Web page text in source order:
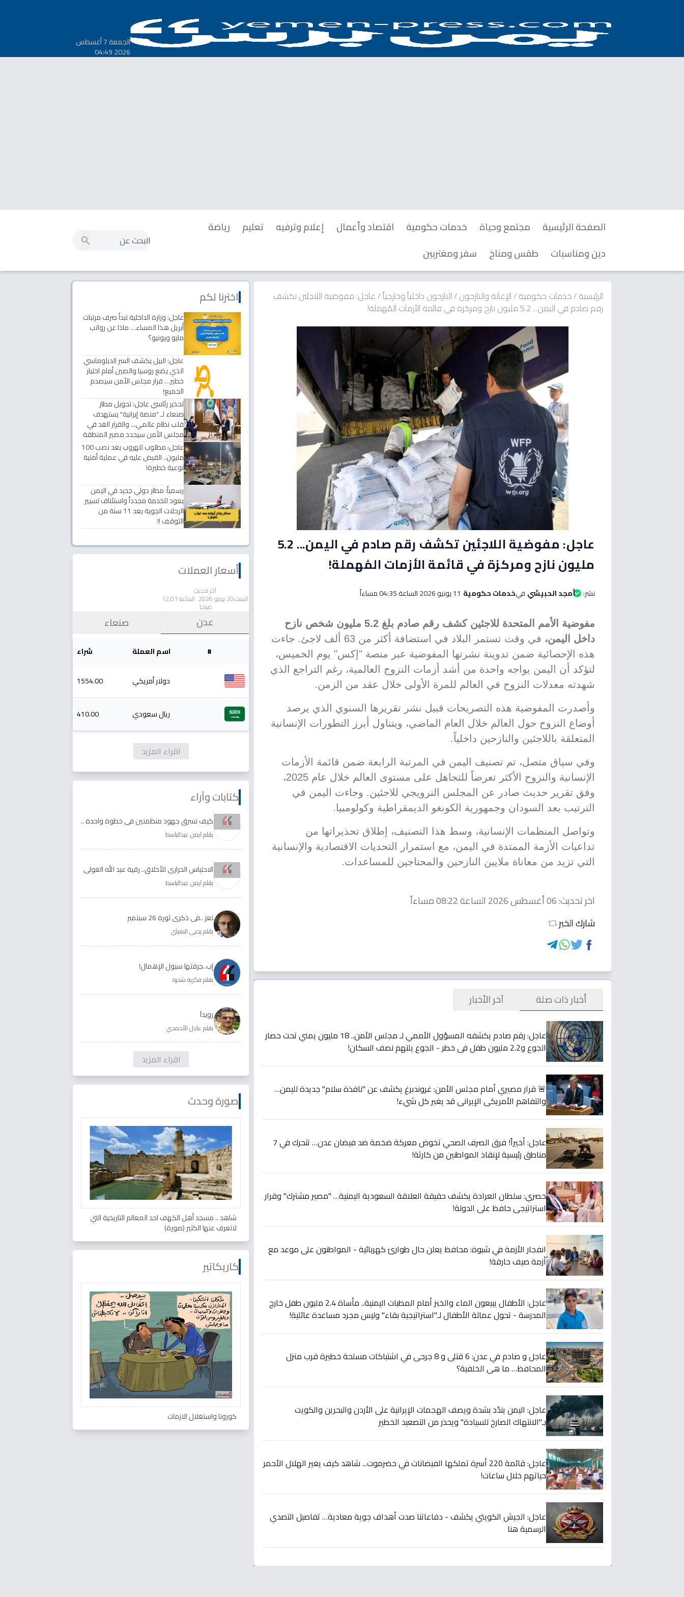
الجمعة 7 أغسطس
2026 04:49
الصفحة الرئيسية مجتمع وحياة خدمات حكومية اقتصاد وأعمال إعلام وترفيه تعليم
رياضة
دين ومناسبات
طقس ومناخ سفر ومغتربين
الرئيسية/خدمات حكومية/الإغاثة والنازحون/النازحون داخلياً وخارجياً/عاجل: مفوضية اللاجئين تكشف
رقم صادم في اليمن... 5.2 مليون نازح ومركزة في قائمة الأزمات المُهملة!
عاجل: مفوضية اللاجئين تكشف رقم صادم في اليمن... 5.2
مليون نازح ومركزة في قائمة الأزمات المُهملة!
نشر: أمجد الحبيشي فيخدمات حكومية 11 يونيو 2026 الساعة 04:35 مساءاً
مفوضية الأمم المتحدة للاجئين كشف رقم صادم بلغ 5.2 مليون شخص نازح
داخل اليمن،
في وقت تستمر البلاد في استضافة أكثر من 63 ألف لاجئ. جاءت
هذه الإحصائية ضمن تدوينة نشرتها المفوضية عبر منصة "إكس" يوم الخميس،
لتؤكد أن اليمن يواجه واحدة من أشد أزمات النزوح العالمية، رغم التراجع الذي
شهدته معدلات النزوح في العالم للمرة الأولى خلال عقد من الزمن.
وأصدرت المفوضية هذه التصريحات قبيل نشر تقريرها السنوي الذي يرصد
أوضاع النزوح حول العالم خلال العام الماضي، ويتناول أبرز التطورات الإنسانية
المتعلقة باللاجئين والنازحين داخلياً.
وفي سياق متصل، تم تصنيف اليمن في المرتبة الرابعة ضمن قائمة الأزمات
الإنسانية والنزوح الأكثر تعرضاً للتجاهل على مستوى العالم خلال عام 2025،
وفق تقرير حديث صادر عن المجلس النرويجي للاجئين. وجاءت اليمن في
الترتيب بعد السودان وجمهورية الكونغو الديمقراطية وكولومبيا.
وتواصل المنظمات الإنسانية، وسط هذا التصنيف، إطلاق تحذيراتها من
تداعيات الأزمة الممتدة في اليمن، مع استمرار التحديات الاقتصادية والإنسانية
التي تزيد من معاناة ملايين النازحين والمحتاجين للمساعدات.
اخر تحديث:06 أغسطس 2026 الساعة 08:22 مساءاً
شارك الخبر
أخبار ذات صلة آخر الأخبار
عاجل: رقم صادم يكشفه المسؤول الأممي لـ مجلس الأمن.. 18 مليون يمني تحت حصار
الجوع و2.2 مليون طفل في خطر - الجوع يلتهم نصف السكان!
🚨 قرار مصيري أمام مجلس الأمن: غروندبرغ يكشف عن "نافذة سلام" جديدة لليمن…
والتفاهم الأمريكي الإيراني قد يغير كل شيء!
عاجل: أخيراً! فرق الصرف الصحي تخوض معركة ضخمة ضد فيضان عدن… تتحرك في 7
مناطق رئيسية لإنقاذ المواطنين من كارثة!
حصري: سلطان العرادة يكشف حقيقة العلاقة السعودية اليمنية… "مصير مشترك" وقرار
استراتيجي حافظ على الدولة!
انفجار الأزمة في شبوة: محافظ يعلن حال طوارئ كهربائية - المواطنون على موعد مع
أزمة صيف حارقة!
عاجل: الأطفال يبيعون الماء والخبز أمام المطبات اليمنية.. مأساة 2.4 مليون طفل خارج
المدرسة - تحول عمالة الأطفال لـ"استراتيجية بقاء" وليس مجرد مساعدة عائلية!
عاجل و صادم في عدن: 6 قتلى و 8 جرحى في اشتباكات مسلحة خطيرة قرب منزل
المحافظ… ما هي الخلفية؟
عاجل: اليمن يندّد بشدة ويصف الهجمات الإيرانية على الأردن والبحرين والكويت
بـ"الانتهاك الصارخ للسيادة" ويحذر من التصعيد الخطير
عاجل: قائمة 220 أسرة تملكها الفيضانات في حضرموت... شاهد كيف يغير الهلال الأحمر
حياتهم خلال ساعات!
عاجل: الجيش الكويتي يكشف - دفاعاتنا صدت أهداف جوية معادية… تفاصيل التصدي
الرسمية هنا
اخترنا لكم
عاجل: وزارة الداخلية تبدأ صرف مرتبات
أبريل هذا المساء… ماذا عن رواتب
مايو ويونيو؟
عاجل: البيل يكشف السر الدبلوماسي
الذي يضع روسيا والصين أمام اختبار
خطير… قرار مجلس الأمن سيصدم
الجميع!
تحذير رئاسي عاجل: تحويل مطار
صنعاء لـ "منصة إيرانية" يستهدف
قلب نظام عالمي... والقرار الغد في
مجلس الأمن سيحدد مصير المنطقة
عاجل: مطلوب للهروب بعد نصب 100
مليون.. القبض عليه في عملية أمنية
نوعية خطيرة!
رسمياً: مطار دولي جديد في اليمن
يعود للخدمة مجدداً واستئناف تسيير
الرحلات الجوية بعد 11 سنة من
التوقف !!
أسعار العملات
آخر تحديث
السبت,20 يونيو 2026 الساعة 12:01
صباحا
عدن صنعاء
# اسم العملة شراء
دولار أمريكي 1554.00
ريال سعودي 410.00
اقراء المزيد
كتابات وآراء
كيف تسرق جهود منظمتين في خطوة واحدة ..
الأجابة لدى رقية عبد الله الغولي وغدير طيره
بقلم ايمن عبدالباسط
الاحتباس الحراري للأخلاق.. رقية عبد الله الغولي
وغدير طيره نموذجا
بقلم ايمن عبدالباسط
تعز ..في ذكرى ثورة 26 سبتمبر
بقلم يحيى البعيثي
إب..جرفتها سيول الإهمال!
بقلم فكرية شحرة
رويداَ
بقلم عادل الأحمدي
اقراء المزيد
صورة وحدث
شاهد .. مسجد أهل الكهف احد المعالم التاريخية التي
لاتعرف عنها الكثير (صورة)
كاريكاتير
كورونا واستغلال الازمات